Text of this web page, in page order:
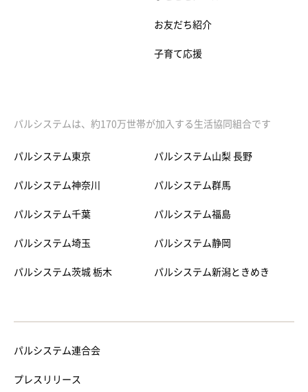
お友だち紹介
子育て応援
パルシステムは、約170万世帯が加入する生活協同組合です
パルシステム東京
パルシステム神奈川
パルシステム千葉
パルシステム埼玉
パルシステム茨城 栃木
パルシステム山梨 長野
パルシステム群馬
パルシステム福島
パルシステム静岡
パルシステム新潟ときめき
パルシステム連合会
プレスリリース